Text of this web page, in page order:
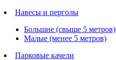
Навесы и перголы
Большие (свыше 5 метров)
Малые (менее 5 метров)
Парковые качели